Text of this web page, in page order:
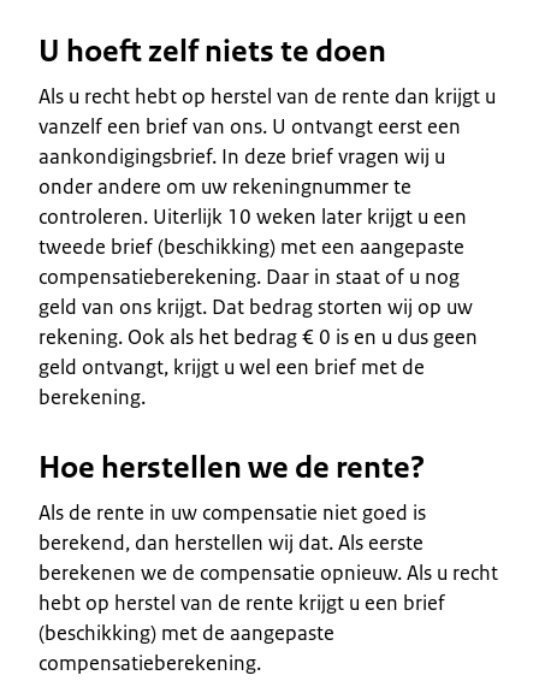
U hoeft zelf niets te doen
Als u recht hebt op herstel van de rente dan krijgt u
vanzelf een brief van ons. U ontvangt eerst een
aankondigingsbrief. In deze brief vragen wij u
onder andere om uw rekeningnummer te
controleren. Uiterlijk 10 weken later krijgt u een
tweede brief (beschikking) met een aangepaste
compensatieberekening. Daar in staat of u nog
geld van ons krijgt. Dat bedrag storten wij op uw
rekening. Ook als het bedrag € 0 is en u dus geen
geld ontvangt, krijgt u wel een brief met de
berekening.
Hoe herstellen we de rente?
Als de rente in uw compensatie niet goed is
berekend, dan herstellen wij dat. Als eerste
berekenen we de compensatie opnieuw. Als u recht
hebt op herstel van de rente krijgt u een brief
(beschikking) met de aangepaste
compensatieberekening.